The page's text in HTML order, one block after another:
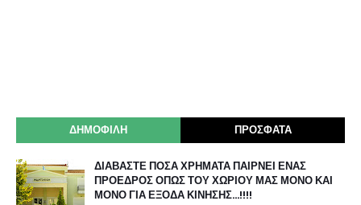
ΔΗΜΟΦΙΛΗ ΠΡΟΣΦΑΤΑ
ΔΙΑΒΑΣΤΕ ΠΟΣΑ ΧΡΗΜΑΤΑ ΠΑΙΡΝΕΙ ΕΝΑΣ
ΠΡΟΕΔΡΟΣ ΟΠΩΣ ΤΟΥ ΧΩΡΙΟΥ ΜΑΣ ΜΟΝΟ ΚΑΙ
ΜΟΝΟ ΓΙΑ ΕΞΟΔΑ ΚΙΝΗΣΗΣ…!!!!